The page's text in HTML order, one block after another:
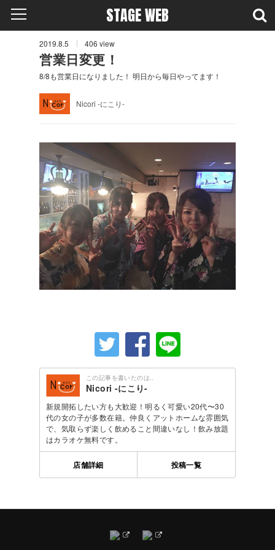
STAGE WEB
2019.8.5 406 view
営業日変更！
8/8も営業日になりました！ 明日から毎日やってます！
Nicori -にこり-
この記事を書いたのは..
Nicori -にこり-
新規開拓したい方も大歓迎！明るく可愛い20代〜30
代の女の子が多数在籍。仲良くアットホームな雰囲気
で、気取らず楽しく飲めること間違いなし！飲み放題
はカラオケ無料です。
店舗詳細 投稿一覧